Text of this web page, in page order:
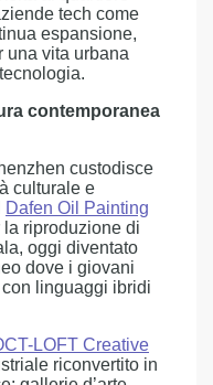
tech come
espansione,
una vita urbana
contemporanea
custodisce
culturale e
Dafen Oil Painting
la riproduzione di
oggi diventato
dove i giovani
linguaggi ibridi
LOFT Creative
riconvertito in